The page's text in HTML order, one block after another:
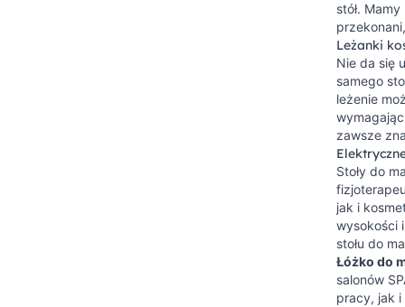
stół.
Leżanki
Nie da się
samego
leżenie
zawsze
Stoły do
jak i
wysokości
stołu do
Łóżko do
salonów
pracy, jak i